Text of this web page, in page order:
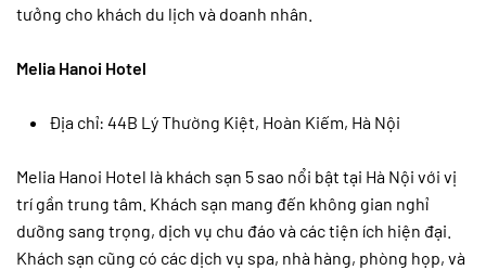
tưởng cho khách du lịch và doanh nhân.
Melia Hanoi Hotel
Địa chỉ: 44B Lý Thường Kiệt, Hoàn Kiếm, Hà Nội
Melia Hanoi Hotel là khách sạn 5 sao nổi bật tại Hà Nội với vị
trí gần trung tâm. Khách sạn mang đến không gian nghỉ
dưỡng sang trọng, dịch vụ chu đáo và các tiện ích hiện đại.
Khách sạn cũng có các dịch vụ spa, nhà hàng, phòng họp, và